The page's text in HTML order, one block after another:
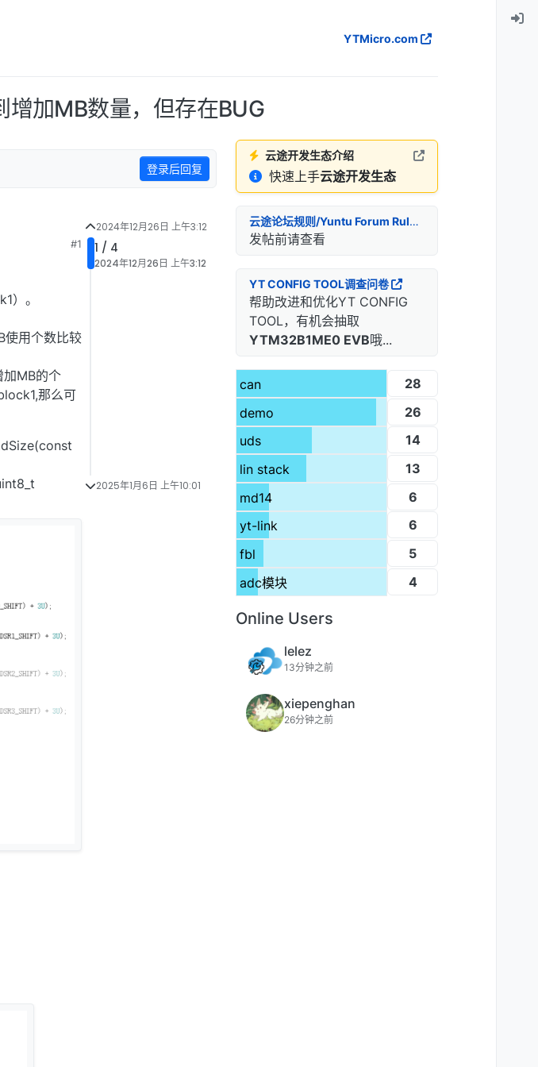
YTMicro.com
加MB数量，但存在BUG
登录后回复
#1
）。
使用个数比较
MB的个
那么可
2024年12月26日 上午3:12
1 / 4
2024年12月26日 上午3:12
2025年1月6日 上午10:01
云途开发生态介绍
快速上手云途开发生态
云途论坛规则/Yuntu Forum Rules
发帖前请查看
YT CONFIG TOOL调查问卷
帮助改进和优化YT CONFIG
TOOL，有机会抽取
YTM32B1ME0 EVB哦...
can
28
demo
26
uds
14
lin stack
13
md14
6
yt-link
6
fbl
5
adc模块
4
Online Users
lelez
13分钟之前
xiepenghan
26分钟之前